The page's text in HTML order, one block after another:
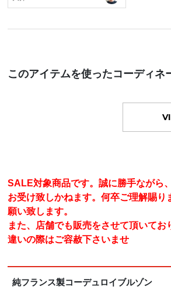
このアイテムを使ったコーディネ
SALE対象商品です。誠に勝手ながら
お受け致しかねます。何卒ご理解賜り
願い致します。
また、店舗でも販売をさせて頂いてお
違いの際はご容赦下さいませ
純フランス製コーデュロイブルゾン